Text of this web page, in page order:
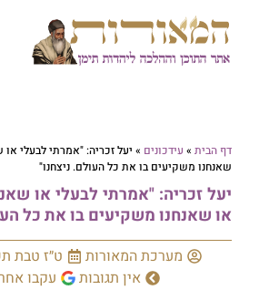
דף הבית » עידכונים » יעל זכריה: "אמרתי לבעלי או
שאנחנו משקיעים בו את כל העולם. ניצחנו"
יעל זכריה: "אמרתי לבעלי או
או שאנחנו משקיעים בו את כל
מערכת המאורות ט״ז טבת
אין תגובות
עקבו